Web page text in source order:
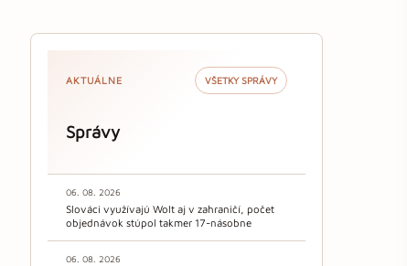
AKTUÁLNE VŠETKY SPRÁVY
Správy
06. 08. 2026
Slováci využívajú Wolt aj v zahraničí, počet
objednávok stúpol takmer 17-násobne
06. 08. 2026